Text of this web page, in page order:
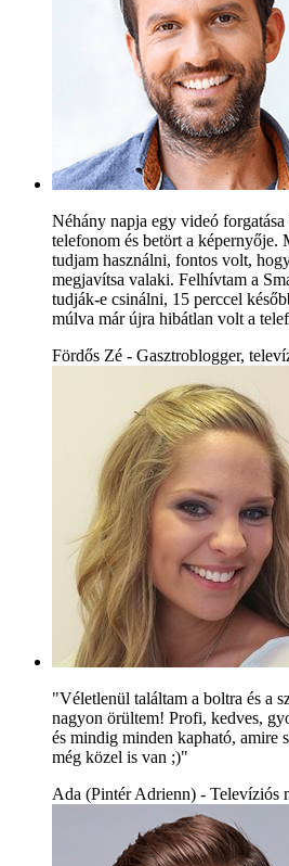
Néhány napja egy videó forgatása
telefonom és betört a képernyője.
tudjam használni, fontos volt,
megjavítsa valaki. Felhívtam a
tudják-e csinálni, 15 perccel
múlva már újra hibátlan volt a
Fördős Zé - Gasztroblogger,
"Véletlenül találtam a boltra és a
nagyon örültem! Profi, kedves,
és mindig minden kapható, amire
még közel is van ;)"
Ada (Pintér Adrienn) - Televíziós